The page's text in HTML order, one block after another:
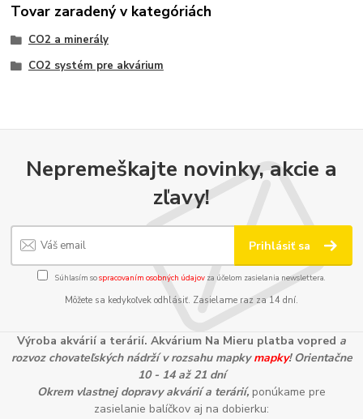
Tovar zaradený v kategóriách
CO2 a minerály
CO2 systém pre akvárium
Nepremeškajte novinky, akcie a
zľavy!
Prihlásiť sa
Súhlasím sospracovaním osobných údajov za účelom zasielania newslettera.
Môžete sa kedykoľvek odhlásiť. Zasielame raz za 14 dní.
Výroba akvárií a terárií. Akvárium Na Mieru platba vopred a
rozvoz chovateľských nádrží v rozsahu mapkymapky! Orientačne
10 - 14 až 21 dní
Okrem vlastnej dopravy akvárií a terárií, ponúkame pre
zasielanie balíčkov aj na dobierku: